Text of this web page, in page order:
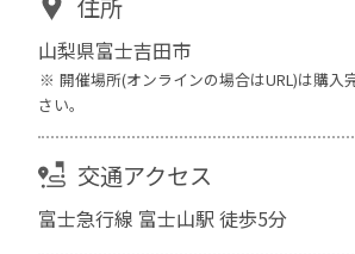
住所
山梨県富士吉田市
開催場所(オンラインの場合はURL)は購入
さい。
交通アクセス
富士急行線 富士山駅 徒歩5分